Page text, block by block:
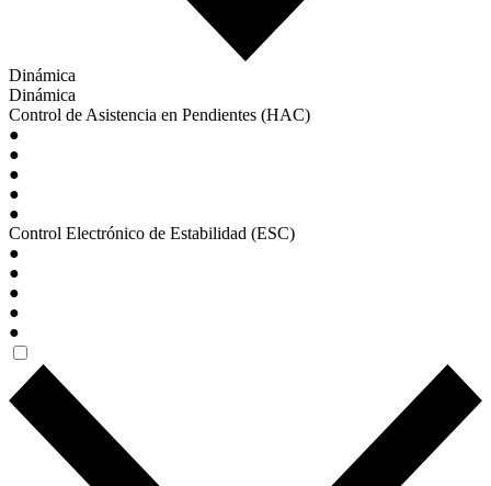
Dinámica
Dinámica
Control de Asistencia en Pendientes (HAC)
●
●
●
●
●
Control Electrónico de Estabilidad (ESC)
●
●
●
●
●